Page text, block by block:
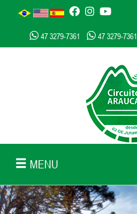
47 3279-7361 47 3279-7361
MENU